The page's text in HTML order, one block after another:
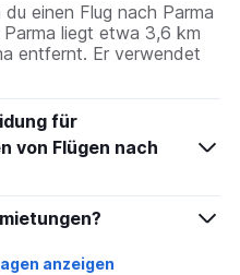
einen Flug nach Parma
liegt etwa 3,6 km
entfernt. Er verwendet
für
von Flügen nach
anzeigen